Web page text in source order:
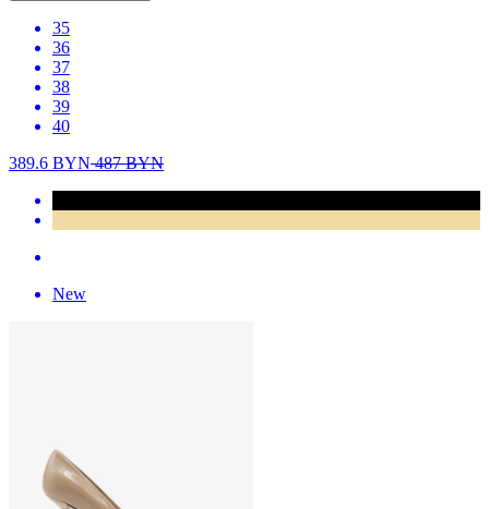
35
36
37
38
39
40
389.6 BYN487BYN
New